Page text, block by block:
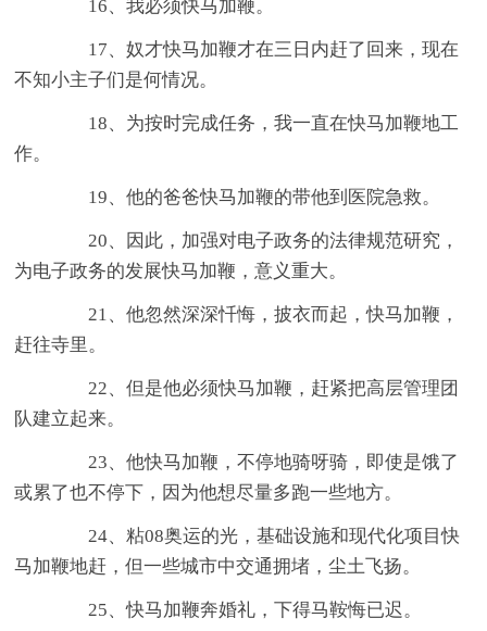
16、我必须快马加鞭。
17、奴才快马加鞭才在三日内赶了回来，现在
不知小主子们是何情况。
18、为按时完成任务，我一直在快马加鞭地工
作。
19、他的爸爸快马加鞭的带他到医院急救。
20、因此，加强对电子政务的法律规范研究，
为电子政务的发展快马加鞭，意义重大。
21、他忽然深深忏悔，披衣而起，快马加鞭，
赶往寺里。
22、但是他必须快马加鞭，赶紧把高层管理团
队建立起来。
23、他快马加鞭，不停地骑呀骑，即使是饿了
或累了也不停下，因为他想尽量多跑一些地方。
24、粘08奥运的光，基础设施和现代化项目快
马加鞭地赶，但一些城市中交通拥堵，尘土飞扬。
25、快马加鞭奔婚礼，下得马鞍悔已迟。